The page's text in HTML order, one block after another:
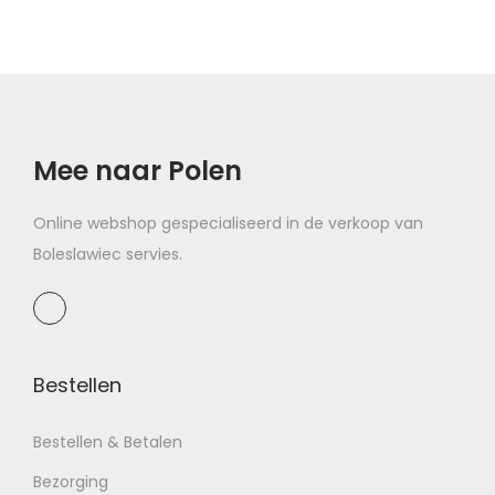
Mee naar Polen
Online webshop gespecialiseerd in de verkoop van
Boleslawiec servies.
Bestellen
Bestellen & Betalen
Bezorging